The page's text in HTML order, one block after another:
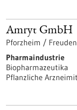
Amryt GmbH
Pforzheim /
Pharmaindustrie
Biopharmazeutika
Pflanzliche